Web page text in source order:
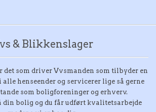
& Blikkenslager
det som driver Vvsmanden som tilbyder en
henseender og servicerer lige så gerne
som boligforeninger og erhverv.
din bolig og du får udført kvalitetsarbejde